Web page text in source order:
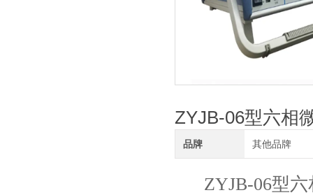
ZYJB-06型六相
品牌 其他品牌
ZYJB-06型